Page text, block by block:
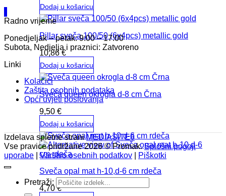
Dodaj u košaricu
Pillar sveča 100/50 (6x4pcs) metallic gold
10,86€
Dodaj u košaricu
Sveča queen okrogla d-8 cm Črna
9,50 €
Dodaj u košaricu
Sveča opal mat h-10,d-6 cm rdeča
4,70€
Radno vrijeme
Ponedjeljak – petak: 9:00 – 17:00
Subota, Nedjelja i praznici: Zatvoreno
Linki
Kolačići
Zaštita osobnih podataka
Opći uvjeti poslovanja
Izdelava spletne straniMEDIASITE6
Vse pravice pridržane 2026 © Promak.Splošni pogoji
uporabe |Varstvo osebnih podatkov Piškotki
Pretraži: